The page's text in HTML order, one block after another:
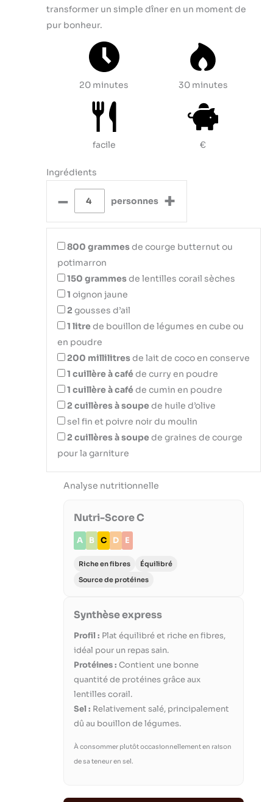
transformer un simple dîner en un moment de
pur bonheur.
20 minutes 30 minutes
facile €
Ingrédients
– personnes +
800 grammesde courge butternut ou
potimarron
150 grammesde lentilles corail sèches
1 oignon jaune
2 gousses d’ail
1 litrede bouillon de légumes en cube ou
en poudre
200 millilitresde lait de coco en conserve
1 cuillère à caféde curry en poudre
1 cuillère à caféde cumin en poudre
2 cuillères à soupede huile d’olive
sel fin et poivre noir du moulin
2 cuillères à soupede graines de courge
pour la garniture
Analyse nutritionnelle
Nutri-Score C
A B C D E
Riche en fibres
Équilibré
Source de protéines
Synthèse express
Profil : Plat équilibré et riche en fibres,
idéal pour un repas sain.
Protéines : Contient une bonne
quantité de protéines grâce aux
lentilles corail.
Sel : Relativement salé, principalement
dû au bouillon de légumes.
À consommer plutôt occasionnellement en raison
de sa teneur en sel.